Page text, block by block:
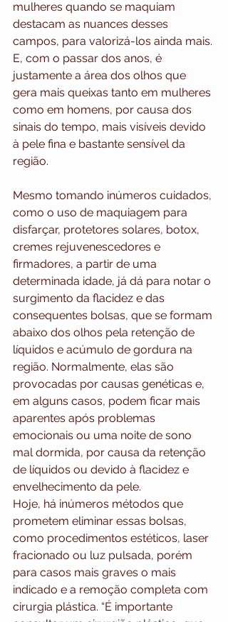
mulheres quando se maquiam
destacam as nuances desses
campos, para valorizá-los ainda mais.
E, com o passar dos anos, é
justamente a área dos olhos que
gera mais queixas tanto em mulheres
como em homens, por causa dos
sinais do tempo, mais visíveis devido
à pele fina e bastante sensível da
região.
Mesmo tomando inúmeros cuidados,
como o uso de maquiagem para
disfarçar, protetores solares, botox,
cremes rejuvenescedores e
firmadores, a partir de uma
determinada idade, já dá para notar o
surgimento da flacidez e das
consequentes bolsas, que se formam
abaixo dos olhos pela retenção de
líquidos e acúmulo de gordura na
região. Normalmente, elas são
provocadas por causas genéticas e,
em alguns casos, podem ficar mais
aparentes após problemas
emocionais ou uma noite de sono
mal dormida, por causa da retenção
de líquidos ou devido à flacidez e
envelhecimento da pele.
Hoje, há inúmeros métodos que
prometem eliminar essas bolsas,
como procedimentos estéticos, laser
fracionado ou luz pulsada, porém
para casos mais graves o mais
indicado e a remoção completa com
cirurgia plástica. “É importante